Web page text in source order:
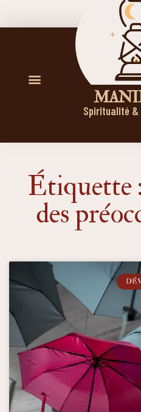
M A N I
Spiritualité &
Étiquette
des